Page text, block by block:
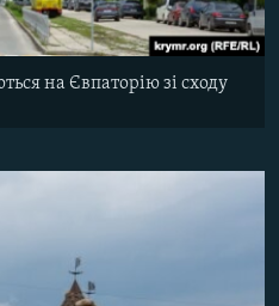
на Євпаторію зі сходу